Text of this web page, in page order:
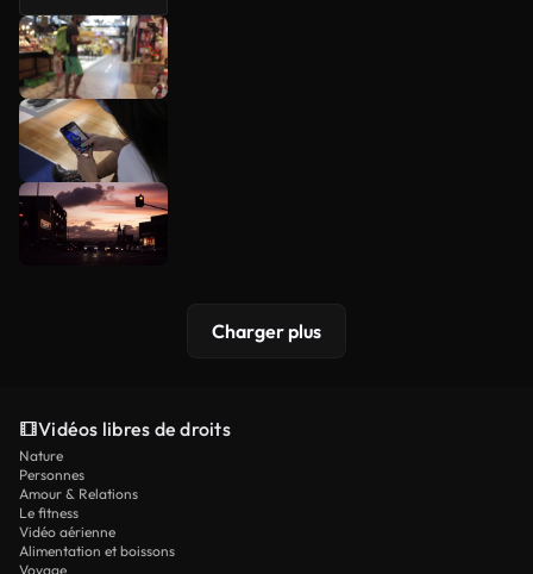
Charger plus
Vidéos libres de droits
Nature
Personnes
Amour & Relations
Le fitness
Vidéo aérienne
Alimentation et boissons
Voyage